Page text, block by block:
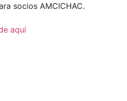
socios AMCICHAC.
aquí